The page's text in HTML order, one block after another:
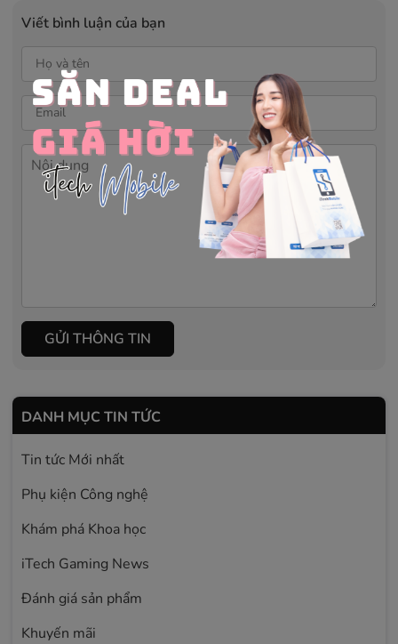
Viết bình luận của bạn
GỬI THÔNG TIN
DANH MỤC TIN TỨC
Tin tức Mới nhất
Phụ kiện Công nghệ
Khám phá Khoa học
iTech Gaming News
Đánh giá sản phẩm
Khuyến mãi